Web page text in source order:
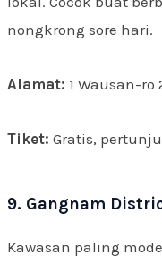
nongkrong sore hari.
Alamat: 1 Wausan-ro
Tiket: Gratis,
9. Gangnam
Kawasan paling